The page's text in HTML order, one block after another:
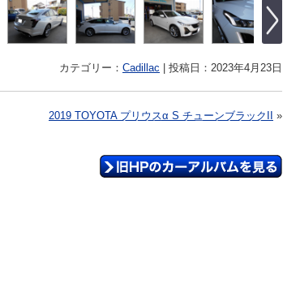
カテゴリー： Cadillac | 投稿日：2023年4月23日
2019 TOYOTA プリウスα S チューンブラックII »